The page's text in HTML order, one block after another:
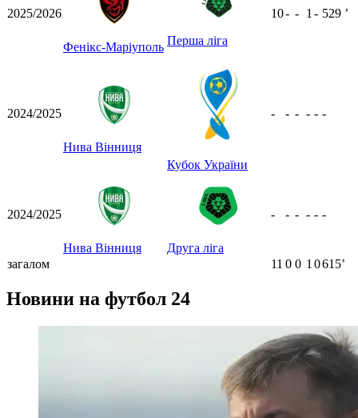
2025/2026
Фенікс-Маріуполь Перша ліга
10- - 1 - 529 ʼ
2024/2025
Нива Вінниця
Кубок України
- - - - - -
2024/2025
Нива Вінниця Друга ліга
- - - - - -
загалом 11 0 0 1 0615ʼ
Новини на футбол 24